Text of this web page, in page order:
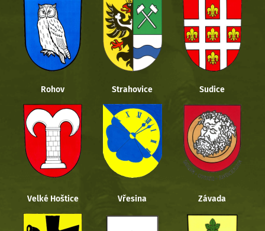
Rohov Strahovice Sudice
Velké Hoštice Vřesina Závada